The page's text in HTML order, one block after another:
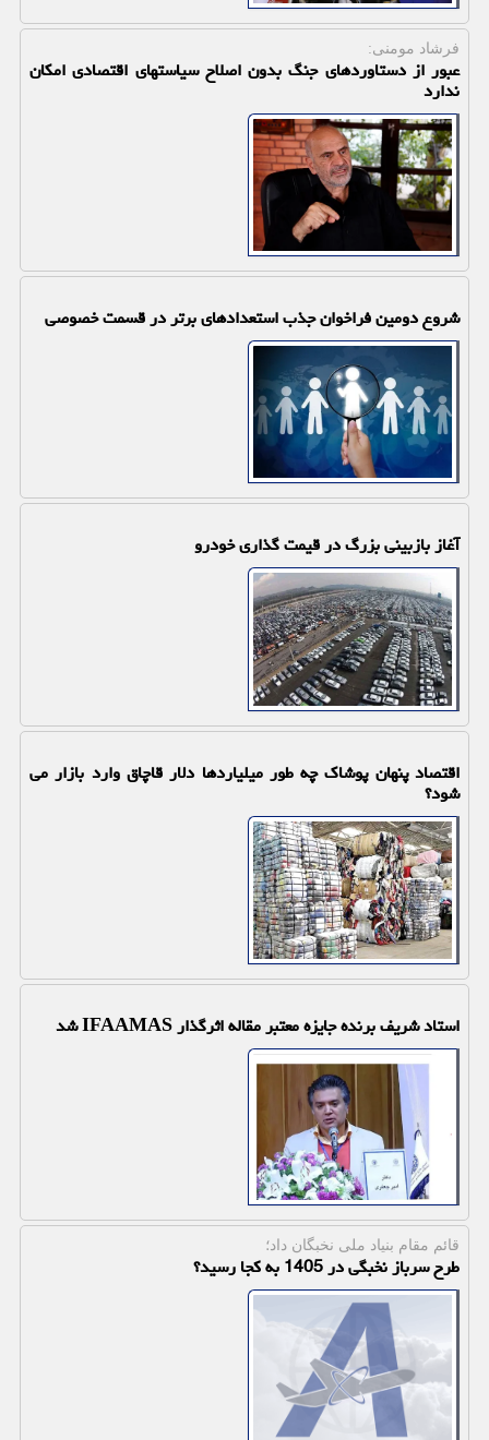
فرشاد مومنی:
عبور از دستاوردهای جنگ بدون اصلاح سیاستهای اقتصادی امکان
ندارد
شروع دومین فراخوان جذب استعدادهای برتر در قسمت خصوصی
آغاز بازبینی بزرگ در قیمت گذاری خودرو
اقتصاد پنهان پوشاک چه طور میلیاردها دلار قاچاق وارد بازار می
شود؟
استاد شریف برنده جایزه معتبر مقاله اثرگذار IFAAMAS شد
قائم مقام بنیاد ملی نخبگان داد؛
طرح سرباز نخبگی در 1405 به کجا رسید؟